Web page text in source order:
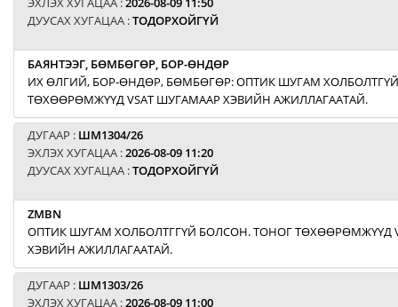
ДУУСАХ ХУГАЦАА :ТОДОРХОЙГҮЙ
БАЯНТЭЭГ, БӨМБӨГӨР, БОР-ӨНДӨР
ИХ ӨЛГИЙ, БОР-ӨНДӨР, БӨМБӨГӨР: ОПТИК ШУГАМ
ТӨХӨӨРӨМЖҮҮД VSAT ШУГАМААР ХЭВИЙН АЖИЛЛАГААТАЙ.
ДУГААР : ШМ1304/26
ЭХЛЭХ ХУГАЦАА :2026-08-09 11:20
ДУУСАХ ХУГАЦАА :ТОДОРХОЙГҮЙ
ZMBN
ОПТИК ШУГАМ ХОЛБОЛТГГҮЙ БОЛСОН. ТОНОГ ТӨХӨӨРӨМЖҮҮД
ХЭВИЙН АЖИЛЛАГААТАЙ.
ДУГААР : ШМ1303/26
ЭХЛЭХ ХУГАЦАА :2026-08-09 11:00